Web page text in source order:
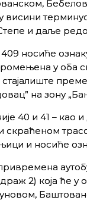
висини
и даље
носиће
у оба
на зону
40 и 41 – као
скраћеном
и носиће
2) која ће у